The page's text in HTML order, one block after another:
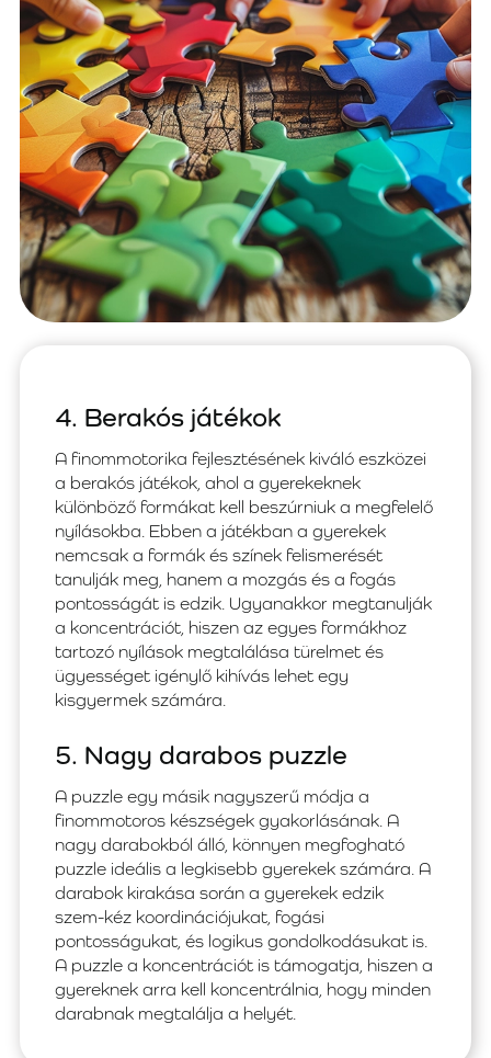
4. Berakós játékok
A finommotorika fejlesztésének kiváló eszközei
a berakós játékok, ahol a gyerekeknek
különböző formákat kell beszúrniuk a megfelelő
nyílásokba. Ebben a játékban a gyerekek
nemcsak a formák és színek felismerését
tanulják meg, hanem a mozgás és a fogás
pontosságát is edzik. Ugyanakkor megtanulják
a koncentrációt, hiszen az egyes formákhoz
tartozó nyílások megtalálása türelmet és
ügyességet igénylő kihívás lehet egy
kisgyermek számára.
5. Nagy darabos puzzle
A puzzle egy másik nagyszerű módja a
finommotoros készségek gyakorlásának. A
nagy darabokból álló, könnyen megfogható
puzzle ideális a legkisebb gyerekek számára. A
darabok kirakása során a gyerekek edzik
szem-kéz koordinációjukat, fogási
pontosságukat, és logikus gondolkodásukat is.
A puzzle a koncentrációt is támogatja, hiszen a
gyereknek arra kell koncentrálnia, hogy minden
darabnak megtalálja a helyét.